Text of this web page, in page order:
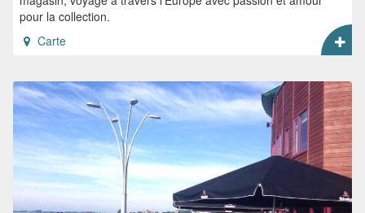
pour la collection.
Carte